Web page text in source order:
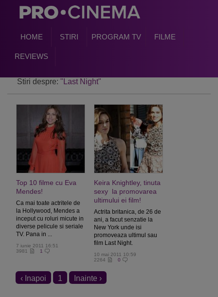
HOME STIRI PROGRAM TV FILME
REVIEWS
Stiri despre: "Last Night"
Top 10 filme cu Eva
Mendes!
Ca mai toate actritele de
la Hollywood, Mendes a
inceput cu roluri micute in
diverse pelicule si seriale
TV. Pana in ...
7 iunie 2011 16:51
3981
1
Keira Knightley, tinuta
sexy la promovarea
ultimului ei film!
Actrita britanica, de 26 de
ani, a facut senzatie la
New York unde isi
promoveaza ultimul sau
film Last Night.
10 mai 2011 10:59
2264
0
‹ Inapoi 1 Inainte ›